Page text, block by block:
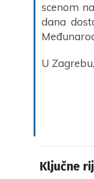
scenom
dana
U
Ključne